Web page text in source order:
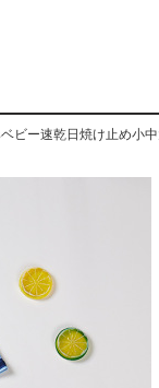
ビー速乾日焼け止め小